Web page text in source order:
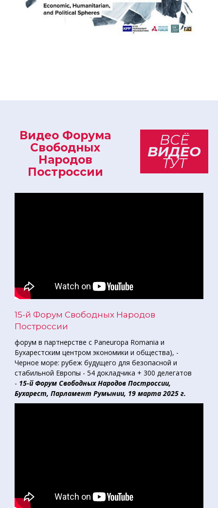
Видео Форума
Свободных
Народов
Построссии
ВСЁ
ВИДЕО
ТУТ
15-й Форум Свободных Народов
Построссии
форум в партнерстве с Paneuropa Romania и
Бухарестским центром экономики и общества), -
Черное море: рубеж будущего для безопасной и
стабильной Европы - 54 докладчика + 300 делегатов
- 15-й Форум Свободных Народов Построссии,
Бухарест, Парламент Румынии, 19 марта 2025 г.